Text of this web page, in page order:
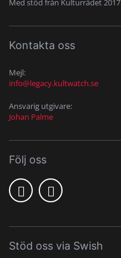
Med stöd från Kulturrådet 2017
Kontakta oss
Mejl:
info@legacy.kultwatch.se
Ansvarig utgivare:
Johan Palme
Följ oss
Stöd oss via Swish